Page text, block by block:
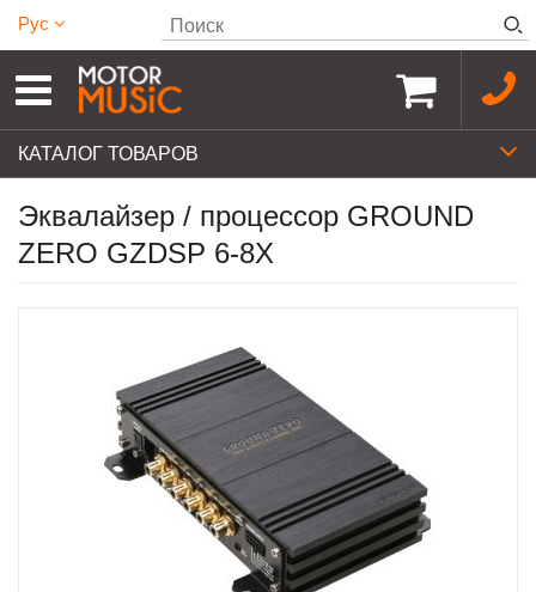
Рус
КАТАЛОГ ТОВАРОВ
Эквалайзер / процессор GROUND
ZERO GZDSP 6-8X